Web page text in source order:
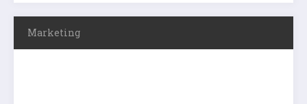
Marketing